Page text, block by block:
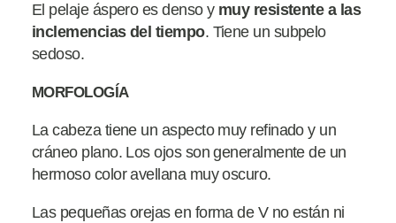
El pelaje áspero es denso ymuy resistente a las
inclemencias del tiempo. Tiene un subpelo
sedoso.
MORFOLOGÍA
La cabeza tiene un aspecto muy refinado y un
cráneo plano. Los ojos son generalmente de un
hermoso color avellana muy oscuro.
Las pequeñas orejas en forma de V no están ni